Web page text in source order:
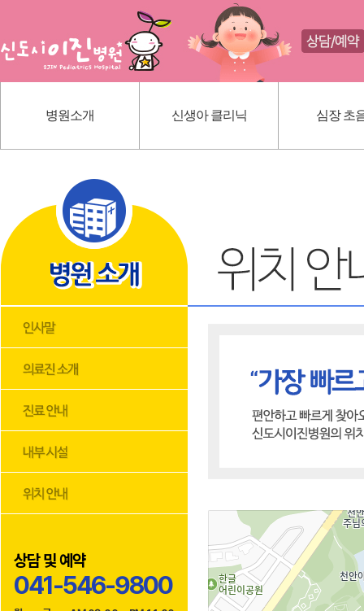
병원소개 신생아 클리닉 심장 초
인사말
의료진 소개
진료 안내
내부 시설
신생아 황달
딤플초음파
상담 및 예약
041-546-9800